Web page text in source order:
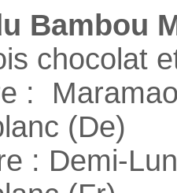
Bambou
chocolat
:
(De)
: Demi-